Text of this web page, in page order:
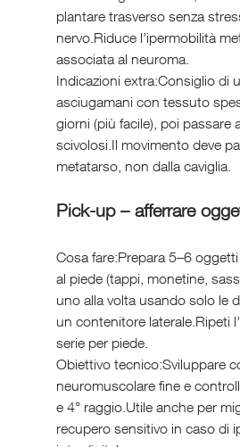
plantare trasverso senza
nervo.Riduce l’ipermobilità
associata al neuroma.
Indicazioni extra:Consiglio di
asciugamani con tessuto
giorni (più facile), poi passare
scivolosi.Il movimento deve
metatarso, non dalla caviglia.
Pick-up – afferrare
Cosa fare:Prepara 5–6
al piede (tappi, monetine,
uno alla volta usando solo le
un contenitore laterale.Ripeti
serie per piede.
Obiettivo tecnico:Sviluppare
neuromuscolare fine e
e 4° raggio.Utile anche per
recupero sensitivo in caso di